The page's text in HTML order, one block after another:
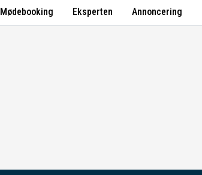
Mødebooking Eksperten Annoncering